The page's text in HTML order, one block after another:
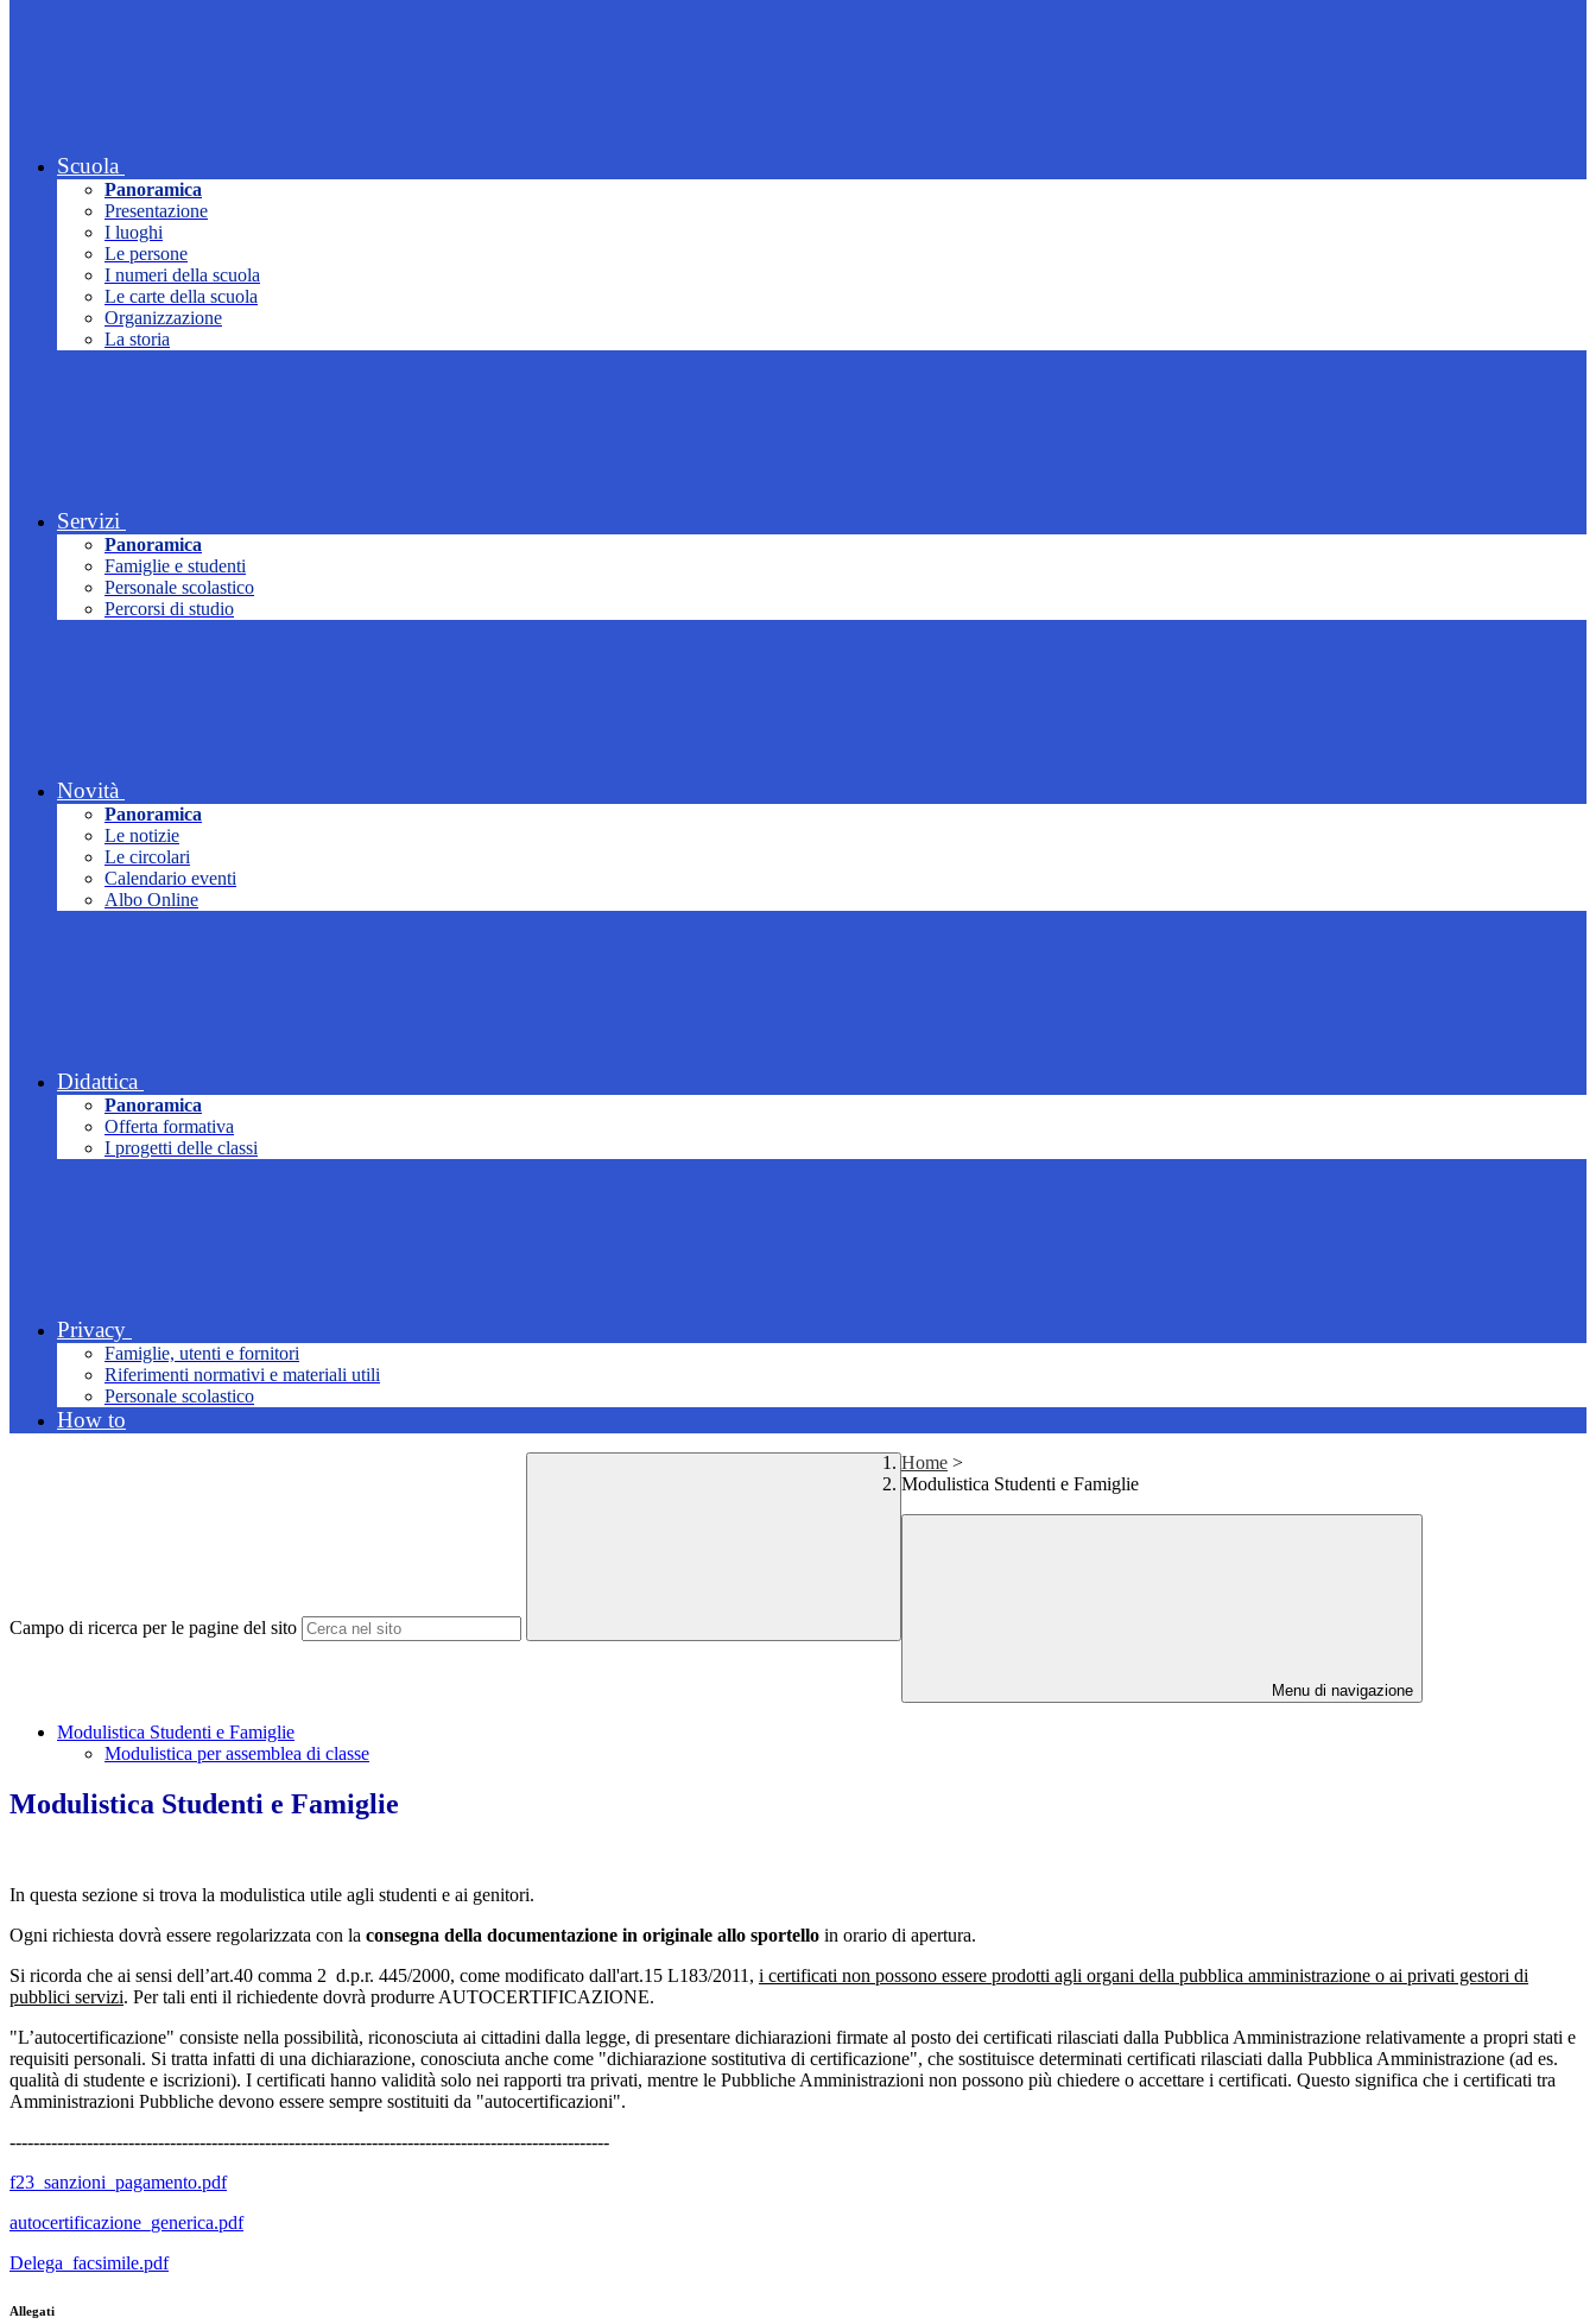
Scuola
Panoramica
Presentazione
I luoghi
Le persone
I numeri della scuola
Le carte della scuola
Organizzazione
La storia
Servizi
Panoramica
Famiglie e studenti
Personale scolastico
Percorsi di studio
Novità
Panoramica
Le notizie
Le circolari
Calendario eventi
Albo Online
Didattica
Panoramica
Offerta formativa
I progetti delle classi
Privacy
Famiglie, utenti e fornitori
Riferimenti normativi e materiali utili
Personale scolastico
How to
Campo di ricerca per le pagine del sito
Home >
Modulistica Studenti e Famiglie
Menu di navigazione
Modulistica Studenti e Famiglie
Modulistica per assemblea di classe
Modulistica Studenti e Famiglie
In questa sezione si trova la modulistica utile agli studenti e ai genitori.
Ogni richiesta dovrà essere regolarizzata con la consegna della documentazione in originale allo sportello in orario di apertura.
Si ricorda che ai sensi dell’art.40 comma 2 d.p.r. 445/2000, come modificato dall'art.15 L183/2011, i certificati non possono essere prodotti agli organi della pubblica amministrazione o ai privati gestori di
pubblici servizi. Per tali enti il richiedente dovrà produrre AUTOCERTIFICAZIONE.
"L’autocertificazione" consiste nella possibilità, riconosciuta ai cittadini dalla legge, di presentare dichiarazioni firmate al posto dei certificati rilasciati dalla Pubblica Amministrazione relativamente a propri stati e
requisiti personali. Si tratta infatti di una dichiarazione, conosciuta anche come "dichiarazione sostitutiva di certificazione", che sostituisce determinati certificati rilasciati dalla Pubblica Amministrazione (ad es.
qualità di studente e iscrizioni). I certificati hanno validità solo nei rapporti tra privati, mentre le Pubbliche Amministrazioni non possono più chiedere o accettare i certificati. Questo significa che i certificati tra
Amministrazioni Pubbliche devono essere sempre sostituiti da "autocertificazioni".
-----------------------------------------------------------------------------------------------------
f23_sanzioni_pagamento.pdf
autocertificazione_generica.pdf
Delega_facsimile.pdf
Allegati